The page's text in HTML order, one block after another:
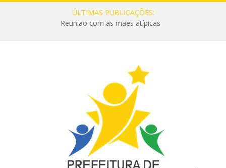
ÚLTIMAS PUBLICAÇÕES:
Reunião com as mães atípicas